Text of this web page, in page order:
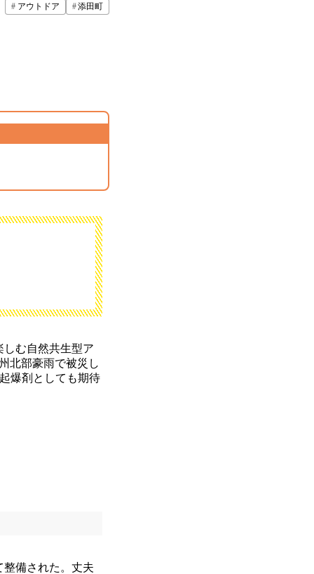
アウトドア 添田町
む自然共生型ア
北部豪雨で被災し
爆剤としても期待
備された。丈夫